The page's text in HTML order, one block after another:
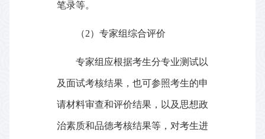
笔录等。
（2）专家组综合评价
专家组应根据考生分专业测试以
及面试考核结果，也可参照考生的申
请材料审查和评价结果，以及思想政
治素质和品德考核结果等，对考生进